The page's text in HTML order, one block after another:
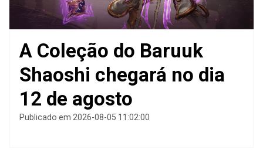
A Coleção do Baruuk
Shaoshi chegará no dia
12 de agosto
Publicado em 2026-08-05 11:02:00